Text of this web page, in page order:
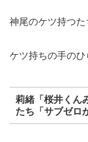
神尾のケツ持つた
ケツ持ちの手の
莉緒「桜井くん
たち「サブゼロ